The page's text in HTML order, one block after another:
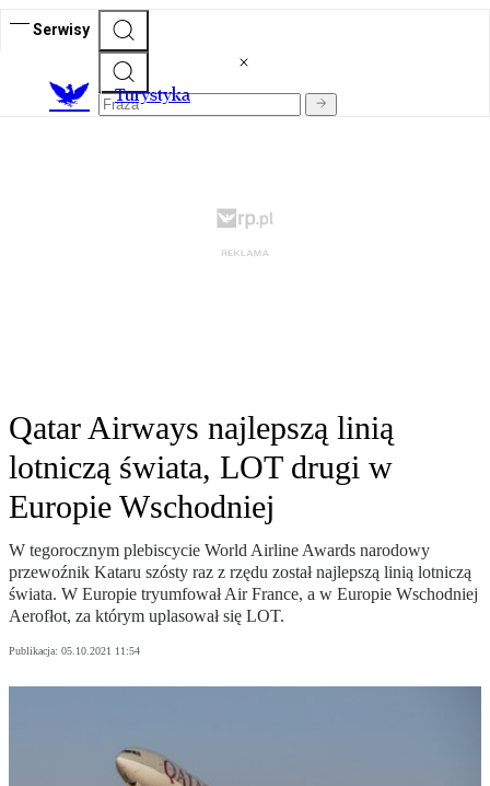
Serwisy
Turystyka
Qatar Airways najlepszą linią
lotniczą świata, LOT drugi w
Europie Wschodniej
W tegorocznym plebiscycie World Airline Awards narodowy
przewoźnik Kataru szósty raz z rzędu został najlepszą linią lotniczą
świata. W Europie tryumfował Air France, a w Europie Wschodniej
Aerofłot, za którym uplasował się LOT.
Publikacja: 05.10.2021 11:54